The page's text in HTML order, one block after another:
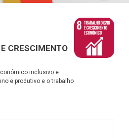
CRESCIMENTO
inclusivo e
e produtivo e o trabalho